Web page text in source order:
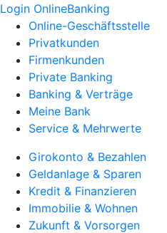
Login OnlineBanking
Online-Geschäftsstelle
Privatkunden
Firmenkunden
Private Banking
Banking & Verträge
Meine Bank
Service & Mehrwerte
Girokonto & Bezahlen
Geldanlage & Sparen
Kredit & Finanzieren
Immobilie & Wohnen
Zukunft & Vorsorgen